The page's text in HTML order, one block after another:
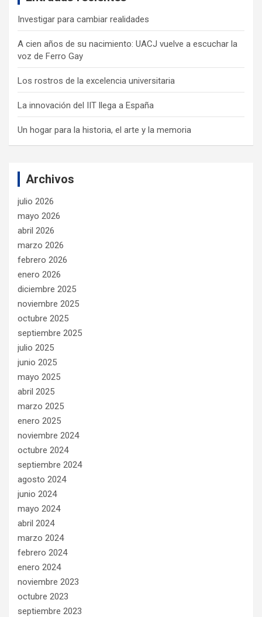
Investigar para cambiar realidades
A cien años de su nacimiento: UACJ vuelve a escuchar la
voz de Ferro Gay
Los rostros de la excelencia universitaria
La innovación del IIT llega a España
Un hogar para la historia, el arte y la memoria
Archivos
julio 2026
mayo 2026
abril 2026
marzo 2026
febrero 2026
enero 2026
diciembre 2025
noviembre 2025
octubre 2025
septiembre 2025
julio 2025
junio 2025
mayo 2025
abril 2025
marzo 2025
enero 2025
noviembre 2024
octubre 2024
septiembre 2024
agosto 2024
junio 2024
mayo 2024
abril 2024
marzo 2024
febrero 2024
enero 2024
noviembre 2023
octubre 2023
septiembre 2023